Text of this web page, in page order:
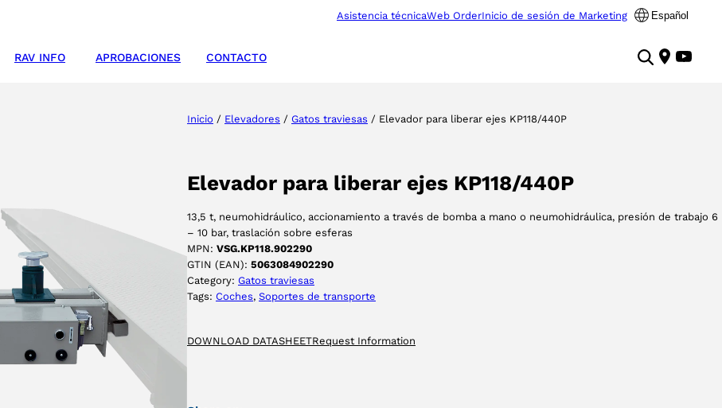
Asistencia técnicaWeb OrderInicio de sesión de Marketing Español
RAV INFO APROBACIONES CONTACTO
Inicio / Elevadores / Gatos traviesas / Elevador para liberar ejes KP118/440P
Elevador para liberar ejes KP118/440P
13,5 t, neumohidráulico, accionamiento a través de bomba a mano o neumohidráulica, presión de trabajo 6
– 10 bar, traslación sobre esferas
MPN: VSG.KP118.902290
GTIN (EAN): 5063084902290
Category: Gatos traviesas
Tags: Coches, Soportes de transporte
DOWNLOAD DATASHEETRequest Information